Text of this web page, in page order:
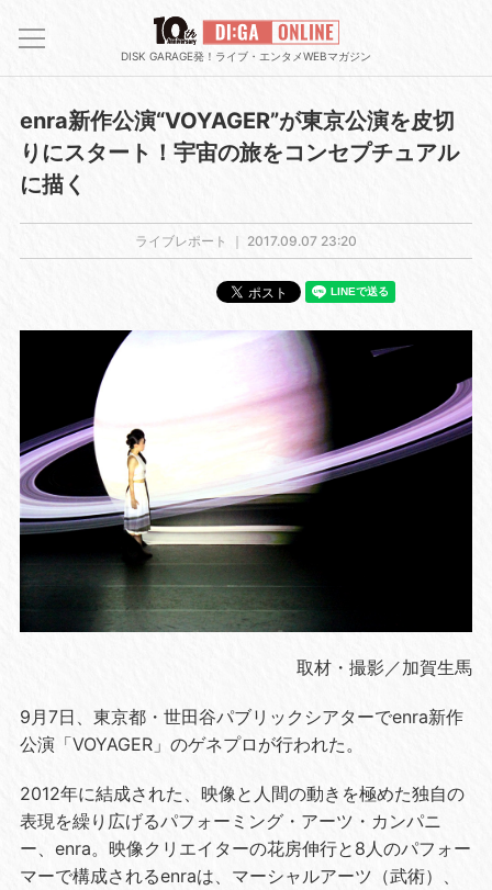
DISK GARAGE発！ライブ・エンタメWEBマガジン
enra新作公演“VOYAGER”が東京公演を皮切
りにスタート！宇宙の旅をコンセプチュアル
に描く
ライブレポート ｜ 2017.09.07 23:20
取材・撮影／加賀生馬
9月7日、東京都・世田谷パブリックシアターでenra新作
公演「VOYAGER」のゲネプロが行われた。
2012年に結成された、映像と人間の動きを極めた独自の
表現を繰り広げるパフォーミング・アーツ・カンパニ
ー、 enra。映像クリエイターの花房伸行と 8 人のパフォー
マーで構成されるenraは、マーシャルアーツ（武術）、